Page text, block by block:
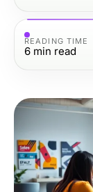
READING TIME
6 min read